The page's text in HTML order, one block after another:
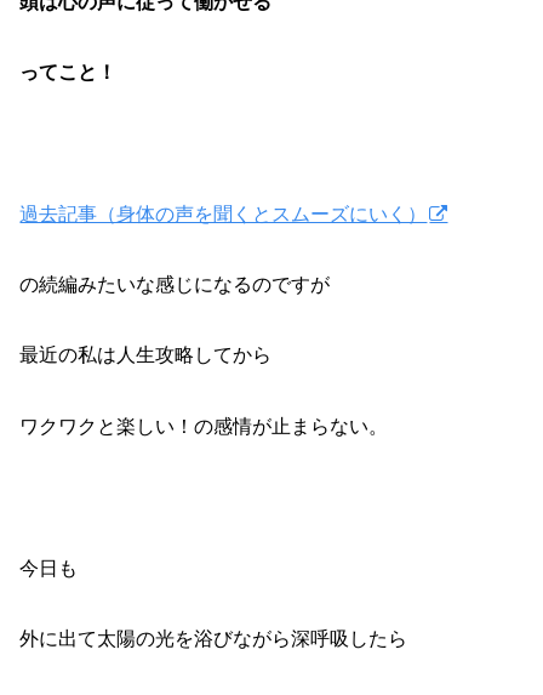
ってこと！
過去記事（身体の声を聞くとスムーズにいく）
の続編みたいな感じになるのですが
最近の私は人生攻略してから
ワクワクと楽しい！の感情が止まらない。
今日も
外に出て太陽の光を浴びながら深呼吸したら